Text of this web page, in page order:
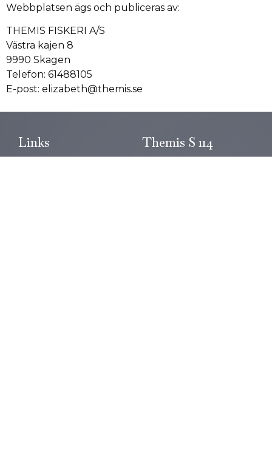
Webbplatsen ägs och publiceras av:
THEMIS FISKERI A/S
Västra kajen 8
9990 Skagen
Telefon: 61488105
E-post: elizabeth@themis.se
Links Themis S 114